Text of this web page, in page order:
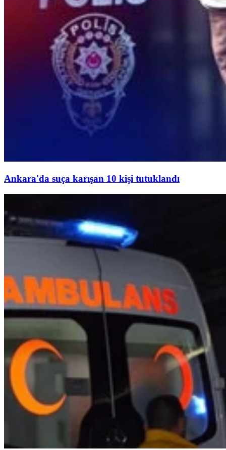
Ankara'da suça karışan 10 kişi tutuklandı